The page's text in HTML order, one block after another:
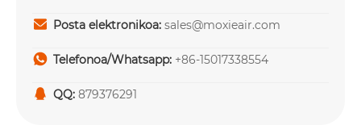
Posta elektronikoa: sales@moxieair.com
Telefonoa/Whatsapp: +86-15017338554
QQ: 879376291